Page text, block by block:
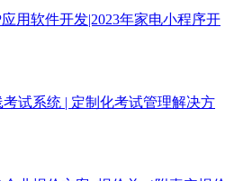
用软件开发|2023年家电小程序开
试系统 | 定制化考试管理解决方